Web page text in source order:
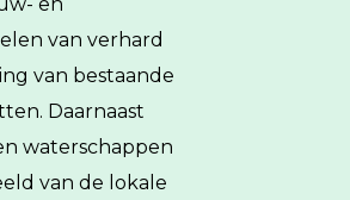
van verhard
van bestaande
Daarnaast
waterschappen
van de lokale